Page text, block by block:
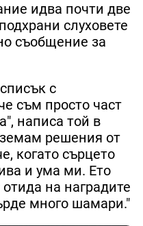
идва почти две
слуховете
съобщение за
с
съм просто част
написа той в
решения от
когато сърцето
и ума ми. Ето
на наградите
много шамари."